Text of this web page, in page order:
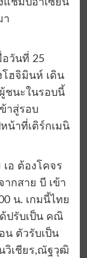
ชมป์อาเซียน
า
วันที่ 25
โฮจิมินห์ เดิน
ชนะในรอบนี้
าสู่รอบ
น้าที่เติร์กเมนิ
อ ต้องโคจร
ากสาย บี เข้า
น. เกมนี้ไทย
ปรับเป็น คณิ
น ตัวรับเป็น
วิเชียร,ณัฐวุฒิ